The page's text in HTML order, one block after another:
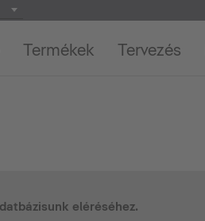
Termékek Tervezés
eléréséhez.